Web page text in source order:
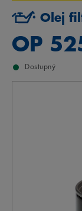
Olej
OP
Dostupný